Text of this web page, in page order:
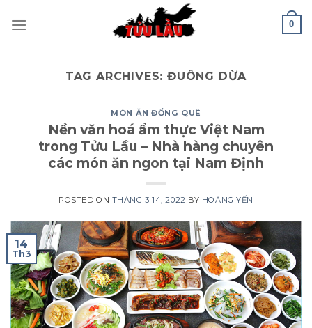
0
TAG ARCHIVES: ĐUÔNG DỪA
MÓN ĂN ĐỒNG QUÊ
Nền văn hoá ẩm thực Việt Nam
trong Tửu Lầu – Nhà hàng chuyên
các món ăn ngon tại Nam Định
POSTED ON THÁNG 3 14, 2022 BY HOÀNG YẾN
14
Th3